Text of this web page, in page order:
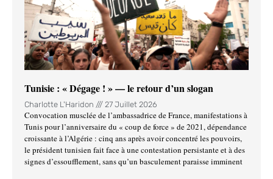
Tunisie : « Dégage ! » — le retour d’un slogan
Charlotte L'Haridon 27 Juillet 2026
Convocation musclée de l’ambassadrice de France, manifestations à
Tunis pour l’anniversaire du « coup de force » de 2021, dépendance
croissante à l’Algérie : cinq ans après avoir concentré les pouvoirs,
le président tunisien fait face à une contestation persistante et à des
signes d’essoufflement, sans qu’un basculement paraisse imminent